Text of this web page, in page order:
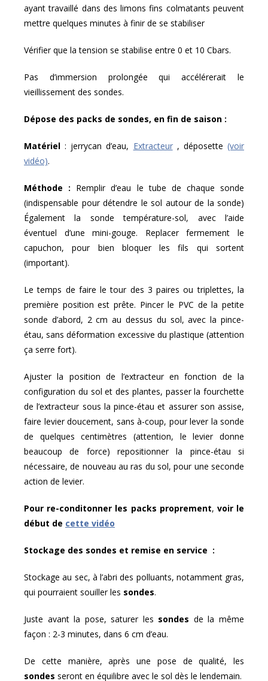
ayant travaillé dans des limons fins colmatants peuvent
mettre quelques minutes à finir de se stabiliser
Vérifier que la tension se stabilise entre 0 et 10 Cbars.
Pas d’immersion prolongée qui accélérerait le
vieillissement des sondes.
Dépose des packs de sondes, en fin de saison :
Matériel: jerrycan d’eau, Extracteur, déposette(voir
vidéo).
Méthode : Remplir d’eau le tube de chaque sonde
(indispensable pour détendre le sol autour de la sonde)
Également la sonde température-sol, avec l’aide
éventuel d’une mini-gouge. Replacer fermement le
capuchon, pour bien bloquer les fils qui sortent
(important).
Le temps de faire le tour des 3 paires ou triplettes, la
première position est prête. Pincer le PVC de la petite
sonde d’abord, 2 cm au dessus du sol, avec la pince-
étau, sans déformation excessive du plastique (attention
ça serre fort).
Ajuster la position de l’extracteur en fonction de la
configuration du sol et des plantes, passer la fourchette
de l’extracteur sous la pince-étau et assurer son assise,
faire levier doucement, sans à-coup, pour lever la sonde
de quelques centimètres (attention, le levier donne
beaucoup de force) repositionner la pince-étau si
nécessaire, de nouveau au ras du sol, pour une seconde
action de levier.
Pour re-conditonner les packs proprement, voir le
début de cette vidéo
Stockage des sondes et remise en service :
Stockage au sec, à l’abri des polluants, notamment gras,
qui pourraient souiller les sondes.
Juste avant la pose, saturer les sondes de la même
façon : 2-3 minutes, dans 6 cm d’eau.
De cette manière, après une pose de qualité, les
sondes seront en équilibre avec le sol dès le lendemain.